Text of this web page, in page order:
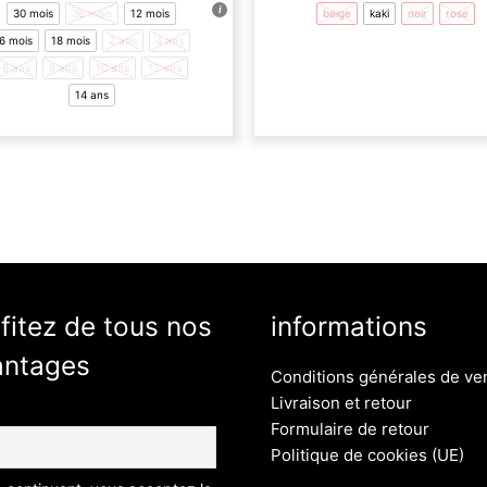
Les
options
peuvent
30 mois 36 mois 12 mois
6 mois 18 mois 2 ans 4 ans
6 ans 8 ans 10 ans 12 ans
14 ans
beige kaki noir rose
de tous nos
informations
Conditions générales de
Livraison et retour
Formulaire de retour
Politique de cookies (UE)